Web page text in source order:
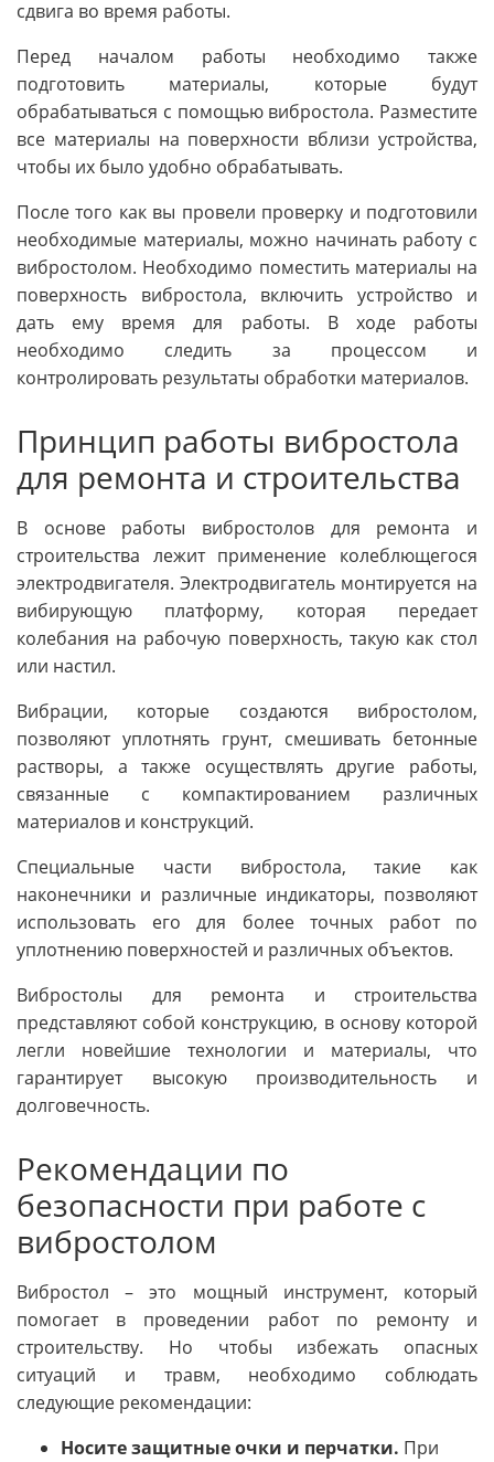
сдвига во время работы.
Перед началом работы необходимо также
подготовить материалы, которые будут
обрабатываться с помощью вибростола. Разместите
все материалы на поверхности вблизи устройства,
чтобы их было удобно обрабатывать.
После того как вы провели проверку и подготовили
необходимые материалы, можно начинать работу с
вибростолом. Необходимо поместить материалы на
поверхность вибростола, включить устройство и
дать ему время для работы. В ходе работы
необходимо следить за процессом и
контролировать результаты обработки материалов.
Принцип работы вибростола
для ремонта и строительства
В основе работы вибростолов для ремонта и
строительства лежит применение колеблющегося
электродвигателя. Электродвигатель монтируется на
вибирующую платформу, которая передает
колебания на рабочую поверхность, такую как стол
или настил.
Вибрации, которые создаются вибростолом,
позволяют уплотнять грунт, смешивать бетонные
растворы, а также осуществлять другие работы,
связанные с компактированием различных
материалов и конструкций.
Специальные части вибростола, такие как
наконечники и различные индикаторы, позволяют
использовать его для более точных работ по
уплотнению поверхностей и различных объектов.
Вибростолы для ремонта и строительства
представляют собой конструкцию, в основу которой
легли новейшие технологии и материалы, что
гарантирует высокую производительность и
долговечность.
Рекомендации по
безопасности при работе с
вибростолом
Вибростол – это мощный инструмент, который
помогает в проведении работ по ремонту и
строительству. Но чтобы избежать опасных
ситуаций и травм, необходимо соблюдать
следующие рекомендации:
Носите защитные очки и перчатки. При